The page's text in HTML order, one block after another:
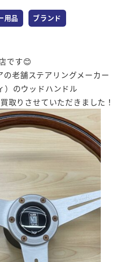
ゴリー
用品 カテゴリー
ブランド
です😊
の老舗ステアリングメーカー
）のウッドハンドル
取りさせていただきました！